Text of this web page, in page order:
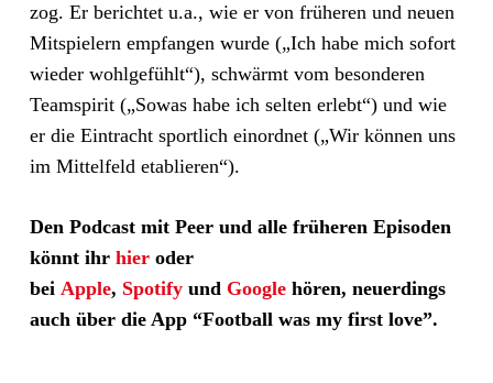
zog. Er berichtet u.a., wie er von früheren und neuen
Mitspielern empfangen wurde („Ich habe mich sofort
wieder wohlgefühlt“), schwärmt vom besonderen
Teamspirit („Sowas habe ich selten erlebt“) und wie
er die Eintracht sportlich einordnet („Wir können uns
im Mittelfeld etablieren“).
Den Podcast mit Peer und alle früheren Episoden
könnt ihr hier oder
bei Apple, Spotifyund Googlehören, neuerdings
auch über die App “Football was my first love”.